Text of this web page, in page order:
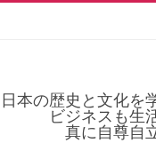
日本の歴史と文化を
ビジネスも生
真に自尊自